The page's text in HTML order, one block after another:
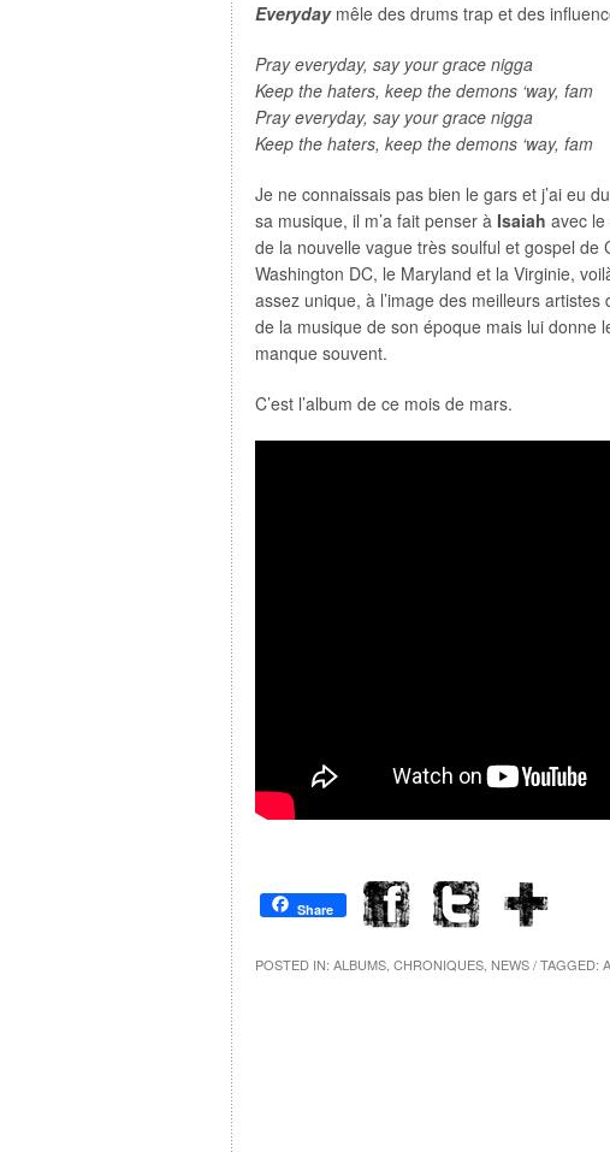
Everydaymêle des drums trap et des
Pray everyday, say your grace nigga
Keep the haters, keep the demons ‘way, fam
Pray everyday, say your grace nigga
Keep the haters, keep the demons ‘way, fam
Je ne connaissais pas bien le gars et j’ai eu
sa musique, il m’a fait penser à Isaiah avec le
de la nouvelle vague très soulful et gospel de
Washington DC, le Maryland et la Virginie,
assez unique, à l’image des meilleurs
de la musique de son époque mais lui donne
manque souvent.
C’est l’album de ce mois de mars.
Share
POSTED IN: ALBUMS CHRONIQUES NEWS/ TAGGED: